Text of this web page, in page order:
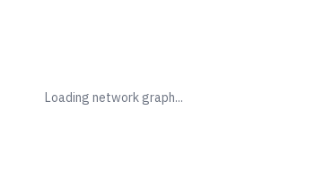
Loading network graph...